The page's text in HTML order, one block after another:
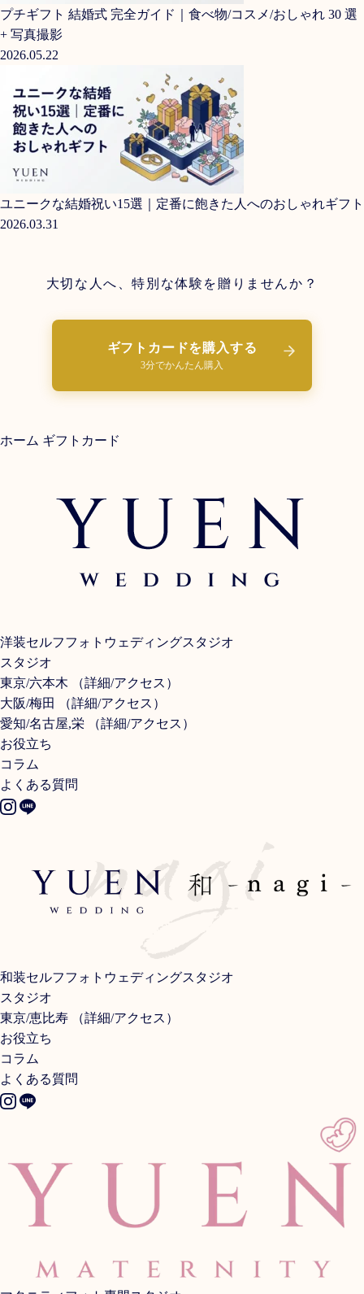
プチギフト 結婚式 完全ガイド｜食べ物/コスメ/おしゃれ 30 選
+ 写真撮影
2026.05.22
ユニークな結婚祝い15選｜定番に飽きた人へのおしゃれギフト
2026.03.31
大切な人へ、特別な体験を贈りませんか？
ギフトカードを購入する
3分でかんたん購入
ホーム ギフトカード
洋装セルフフォトウェディングスタジオ
スタジオ
東京/六本木
（詳細/アクセス ）
大阪/梅田
（詳細/アクセス ）
愛知/名古屋,栄
（詳細/アクセス ）
お役立ち
コラム
よくある質問
和装セルフフォトウェディングスタジオ
スタジオ
東京/恵比寿
（詳細/アクセス ）
お役立ち
コラム
よくある質問